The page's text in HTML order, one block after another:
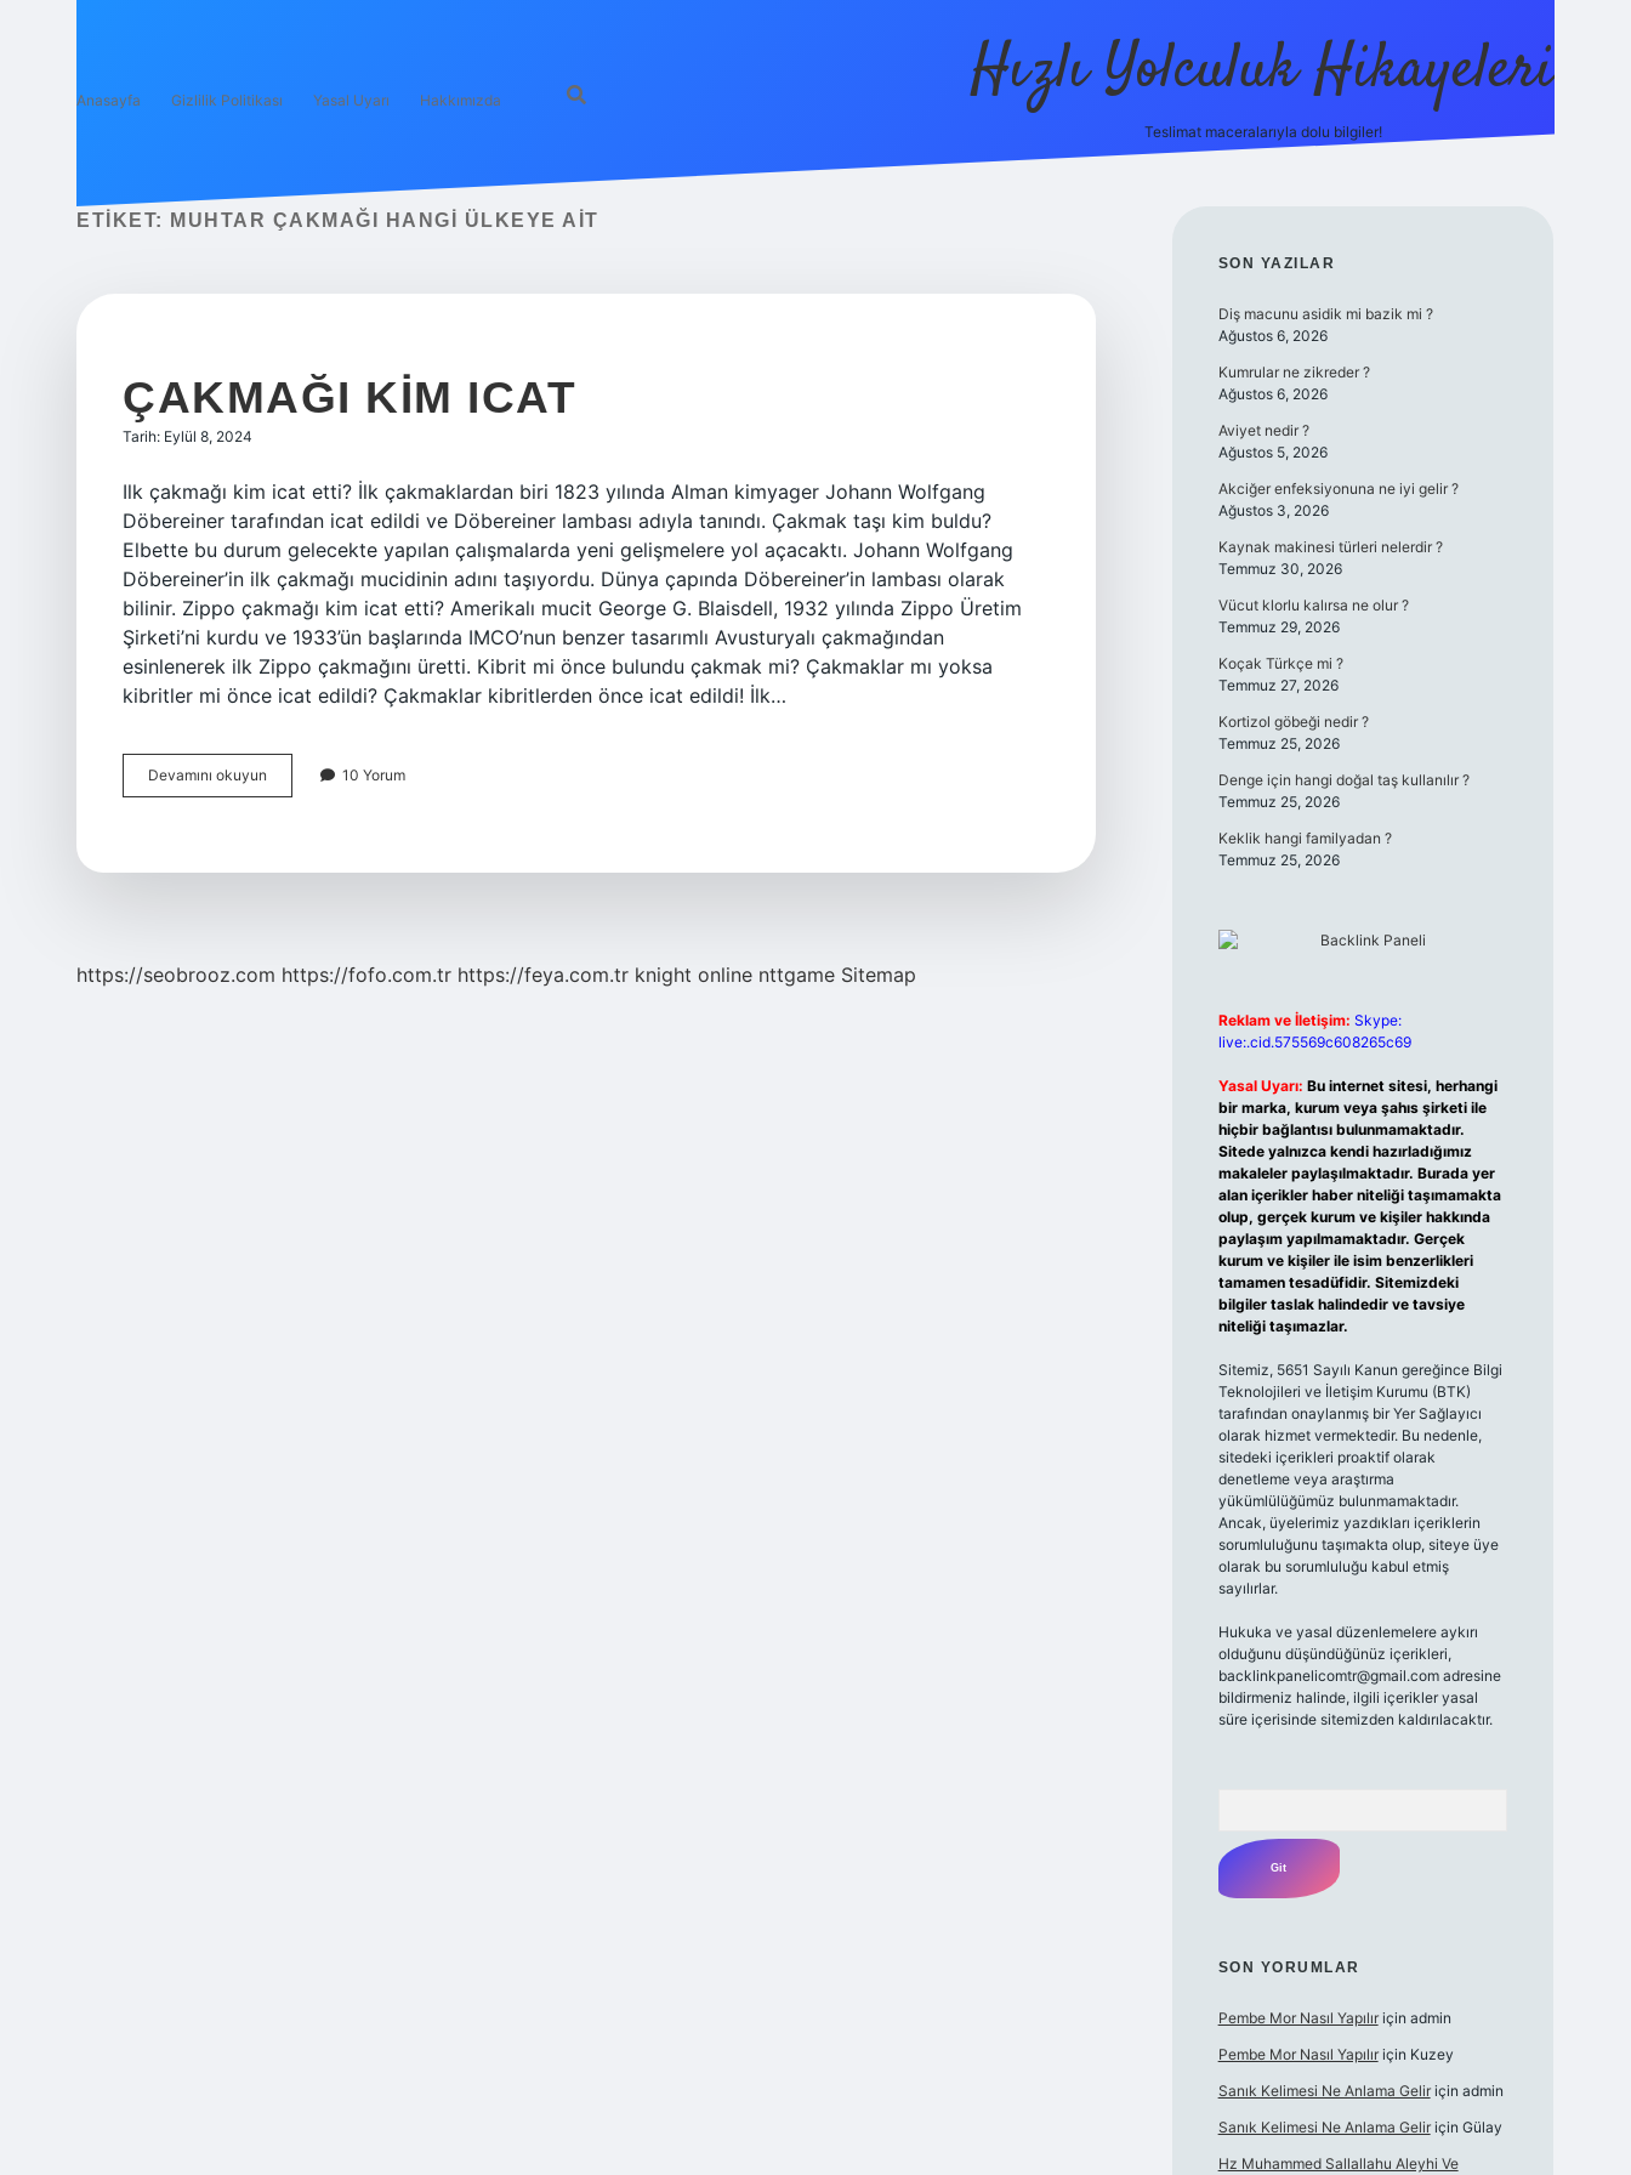
Anasayfa Gizlilik Politikası Yasal Uyarı Hakkımızda Hızlı Yolculuk Hikayeleri
Teslimat maceralarıyla dolu bilgiler!
ETIKET: MUHTAR ÇAKMAĞI HANGI ÜLKEYE AIT
ÇAKMAĞI KIM ICAT
Tarih: Eylül 8, 2024
Ilk çakmağı kim icat etti? İlk çakmaklardan biri 1823 yılında Alman kimyager Johann Wolfgang
Döbereiner tarafından icat edildi ve Döbereiner lambası adıyla tanındı. Çakmak taşı kim buldu?
Elbette bu durum gelecekte yapılan çalışmalarda yeni gelişmelere yol açacaktı. Johann Wolfgang
Döbereiner’in ilk çakmağı mucidinin adını taşıyordu. Dünya çapında Döbereiner’in lambası olarak
bilinir. Zippo çakmağı kim icat etti? Amerikalı mucit George G. Blaisdell, 1932 yılında Zippo Üretim
Şirketi’ni kurdu ve 1933’ün başlarında IMCO’nun benzer tasarımlı Avusturyalı çakmağından
esinlenerek ilk Zippo çakmağını üretti. Kibrit mi önce bulundu çakmak mi? Çakmaklar mı yoksa
kibritler mi önce icat edildi? Çakmaklar kibritlerden önce icat edildi! İlk…
Devamını okuyun Çakmağı
Kim
10 Yorum
https://seobrooz.com https://fofo.com.tr https://feya.com.tr knight online nttgame Sitemap
SIDEBAR
SON YAZILAR
Diş macunu asidik mi bazik mi ?
Ağustos 6, 2026
Kumrular ne zikreder ?
Ağustos 6, 2026
Aviyet nedir ?
Ağustos 5, 2026
Akciğer enfeksiyonuna ne iyi gelir ?
Ağustos 3, 2026
Kaynak makinesi türleri nelerdir ?
Temmuz 30, 2026
Vücut klorlu kalırsa ne olur ?
Temmuz 29, 2026
Koçak Türkçe mi ?
Temmuz 27, 2026
Kortizol göbeği nedir ?
Temmuz 25, 2026
Denge için hangi doğal taş kullanılır ?
Temmuz 25, 2026
Keklik hangi familyadan ?
Temmuz 25, 2026
Reklam ve İletişim: Skype:
live:.cid.575569c608265c69
Yasal Uyarı: Bu internet sitesi, herhangi
bir marka, kurum veya şahıs şirketi ile
hiçbir bağlantısı bulunmamaktadır.
Sitede yalnızca kendi hazırladığımız
makaleler paylaşılmaktadır. Burada yer
alan içerikler haber niteliği taşımamakta
olup, gerçek kurum ve kişiler hakkında
paylaşım yapılmamaktadır. Gerçek
kurum ve kişiler ile isim benzerlikleri
tamamen tesadüfidir. Sitemizdeki
bilgiler taslak halindedir ve tavsiye
niteliği taşımazlar.
Sitemiz, 5651 Sayılı Kanun gereğince Bilgi
Teknolojileri ve İletişim Kurumu (BTK)
tarafından onaylanmış bir Yer Sağlayıcı
olarak hizmet vermektedir. Bu nedenle,
sitedeki içerikleri proaktif olarak
denetleme veya araştırma
yükümlülüğümüz bulunmamaktadır.
Ancak, üyelerimiz yazdıkları içeriklerin
sorumluluğunu taşımakta olup, siteye üye
olarak bu sorumluluğu kabul etmiş
sayılırlar.
Hukuka ve yasal düzenlemelere aykırı
olduğunu düşündüğünüz içerikleri,
backlinkpanelicomtr@gmail.comadresine
bildirmeniz halinde, ilgili içerikler yasal
süre içerisinde sitemizden kaldırılacaktır.
SON YORUMLAR
Pembe Mor Nasıl Yapılıriçin admin
Pembe Mor Nasıl Yapılıriçin Kuzey
Sanık Kelimesi Ne Anlama Geliriçin admin
Sanık Kelimesi Ne Anlama Geliriçin Gülay
Hz Muhammed Sallallahu Aleyhi Ve